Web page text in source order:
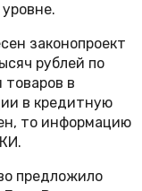
законопроект
рублей по
товаров в
в кредитную
то информацию
предложило